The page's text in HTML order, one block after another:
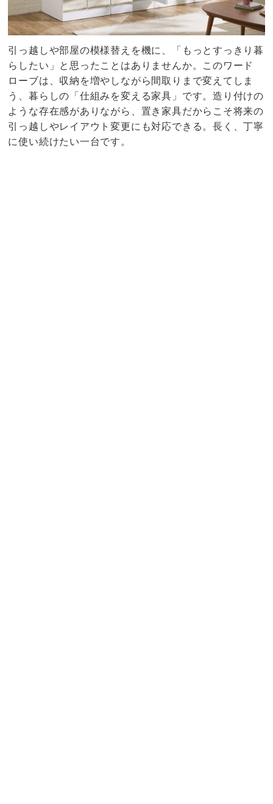
引っ越しや部屋の模様替えを機に、「もっとすっきり暮
らしたい」と思ったことはありませんか。このワード
ローブは、収納を増やしながら間取りまで変えてしま
う、暮らしの「仕組みを変える家具」です。造り付けの
ような存在感がありながら、置き家具だからこそ将来の
引っ越しやレイアウト変更にも対応できる。長く、丁寧
に使い続けたい一台です。